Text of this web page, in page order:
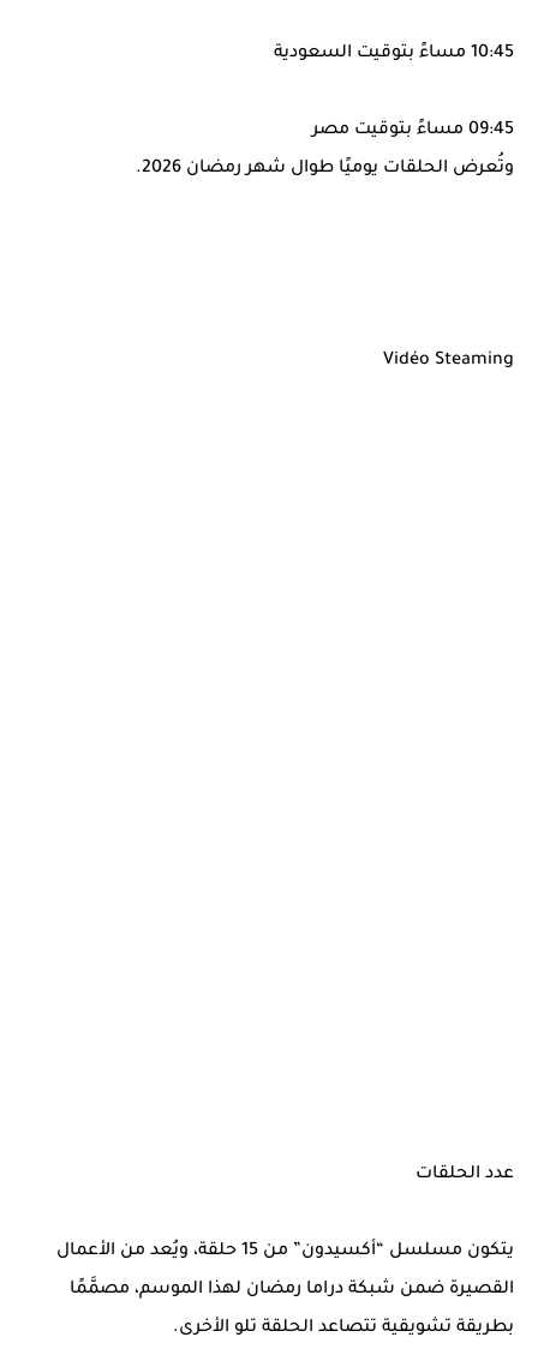
10:45 مساءً بتوقيت السعودية
09:45 مساءً بتوقيت مصر
وتُعرض الحلقات يوميًا طوال شهر رمضان 2026.
Vidéo Steaming
عدد الحلقات
يتكون مسلسل “أكسيدون” من 15 حلقة، ويُعد من الأعمال
القصيرة ضمن شبكة دراما رمضان لهذا الموسم، مصمَّمًا
بطريقة تشويقية تتصاعد الحلقة تلو الأخرى.